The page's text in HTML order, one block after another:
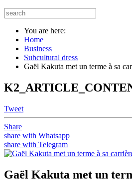
You are here:
Home
Business
Subcultural dress
Gaël Kakuta met un terme à sa
Tweet
Share
share with Whatsapp
share with Telegram
Gaël Kakuta met un